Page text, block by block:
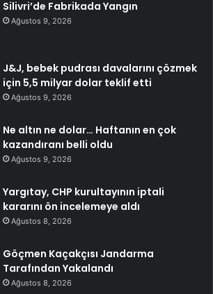
Silivri’de Fabrikada Yangın
Ağustos 9, 2026
J&J, bebek pudrası davalarını çözmek
için 5,5 milyar dolar teklif etti
Ağustos 9, 2026
Ne altın ne dolar… Haftanın en çok
kazandıranı belli oldu
Ağustos 9, 2026
Yargıtay, CHP kurultayının iptali
kararını ön incelemeye aldı
Ağustos 8, 2026
Göçmen Kaçakçısı Jandarma
Tarafından Yakalandı
Ağustos 8, 2026